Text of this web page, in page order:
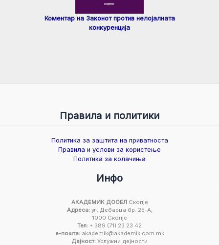
Коментар на Законот против нелојалната
конкуренција
Правила и политики
Политика за заштита на приватноста
Правила и услови за користење
Политика за колачиња
Инфо
АКАДЕМИК ДООЕЛСкопје
Адреса:ул. Дебарца бр. 25-А,
1000 Скопје
Тел: + 389 (71) 23 23 42
е-пошта:akademik@akademik.com.mk
Дејност: Услужни дејности